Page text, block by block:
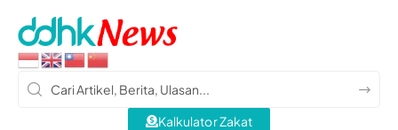
Kalkulator Zakat